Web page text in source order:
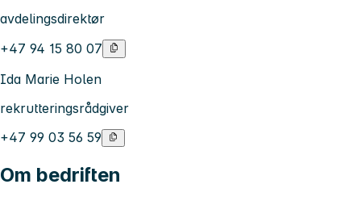
avdelingsdirektør
+47 94 15 80 07
Ida Marie Holen
rekrutteringsrådgiver
+47 99 03 56 59
Om bedriften